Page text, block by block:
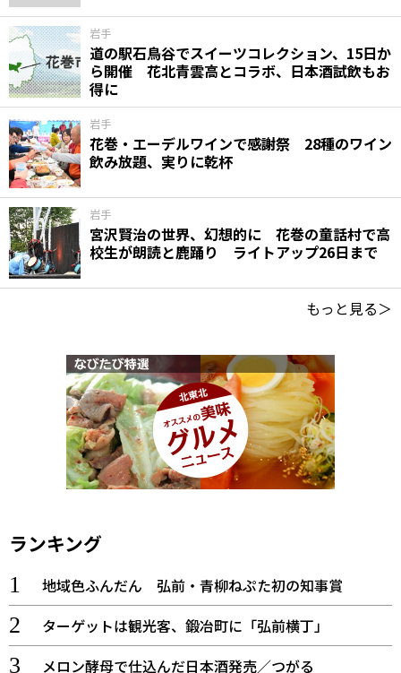
岩手
道の駅石鳥谷でスイーツコレクション、15日か
ら開催 花北青雲高とコラボ、日本酒試飲もお
得に
岩手
花巻・エーデルワインで感謝祭 28種のワイン
飲み放題、実りに乾杯
岩手
宮沢賢治の世界、幻想的に 花巻の童話村で高
校生が朗読と鹿踊り ライトアップ26日まで
もっと見る＞
ランキング
地域色ふんだん 弘前・青柳ねぷた初の知事賞
ターゲットは観光客、鍛冶町に「弘前横丁」
メロン酵母で仕込んだ日本酒発売／つがる